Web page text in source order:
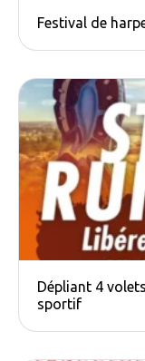
Festival de
Dépliant 4
sportif